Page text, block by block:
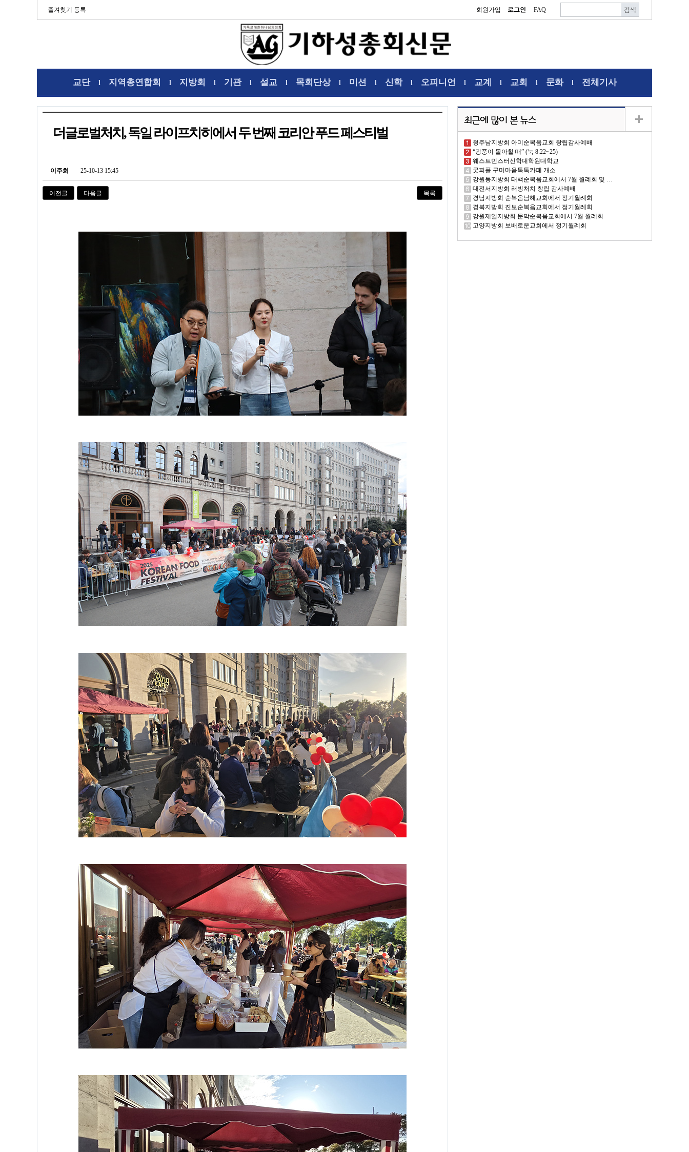
즐겨찾기 등록 회원가입 로그인 FAQ
교단l 지역총연합회 l 지방회 l 기관l 설교 l 목회단상l 미션 l 신학l 오피니언 l 교계 l 교회 l 문화l 전체기사
청주남지방회 아미순복음교회 창립감사예배
“광풍이 몰아칠 때” (눅 8:22~25)
웨스트민스터신학대학원대학교
굿피플 구미마음톡톡카페 개소
강원동지방회 태백순복음교회에서 7월 월례회 및 …
대전서지방회 러빙처치 창립 감사예배
경남지방회 순복음남해교회에서 정기월례회
경북지방회 진보순복음교회에서 정기월례회
강원제일지방회 문막순복음교회에서 7월 월례회
고양지방회 보배로운교회에서 정기월례회
더글로벌처치, 독일 라이프치히에서 두 번째 코리안 푸드 페스티벌
이주희 25-10-13 15:45
이전글 다음글 목록